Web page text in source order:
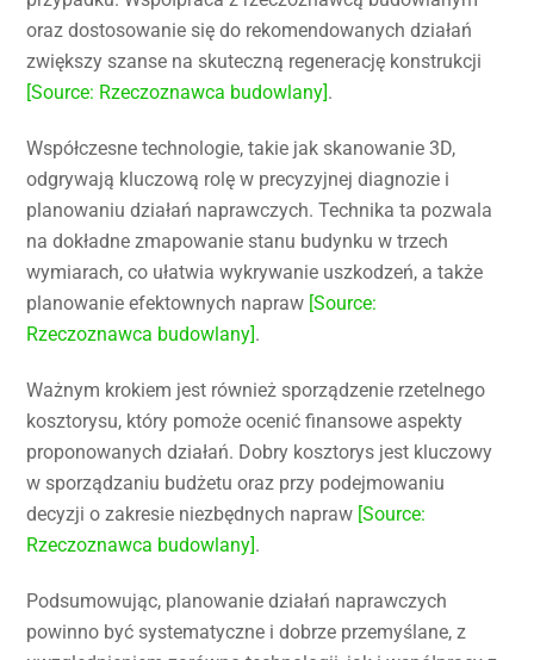
oraz dostosowanie się do rekomendowanych działań
zwiększy szanse na skuteczną regenerację konstrukcji
[Source: Rzeczoznawca budowlany].
Współczesne technologie, takie jak skanowanie 3D,
odgrywają kluczową rolę w precyzyjnej diagnozie i
planowaniu działań naprawczych. Technika ta pozwala
na dokładne zmapowanie stanu budynku w trzech
wymiarach, co ułatwia wykrywanie uszkodzeń, a także
planowanie efektownych napraw [Source:
Rzeczoznawca budowlany].
Ważnym krokiem jest również sporządzenie rzetelnego
kosztorysu, który pomoże ocenić finansowe aspekty
proponowanych działań. Dobry kosztorys jest kluczowy
w sporządzaniu budżetu oraz przy podejmowaniu
decyzji o zakresie niezbędnych napraw [Source:
Rzeczoznawca budowlany].
Podsumowując, planowanie działań naprawczych
powinno być systematyczne i dobrze przemyślane, z